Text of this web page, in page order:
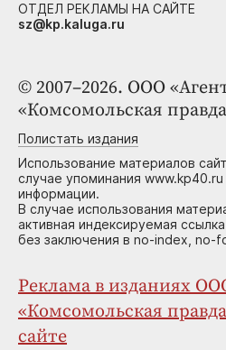
© 2007–2026. ООО
«Комсомольская
Полистать издания
Использование материалов
случае упоминания www.kp40.ru
информации.
В случае использования
активная индексируемая
без заключения в no-index, no-
Реклама в изданиях
«Комсомольская
сайте
ОТДЕЛ РЕКЛАМЫ НА САЙТЕ
sz@kp.kaluga.ru